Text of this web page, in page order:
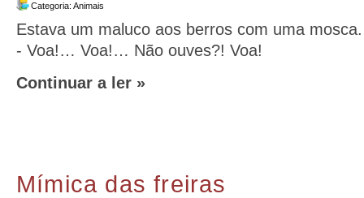
Categoria: Animais
Estava um maluco aos berros com uma
- Voa!… Voa!… Não ouves?! Voa!
Continuar a ler »
Mímica das freiras